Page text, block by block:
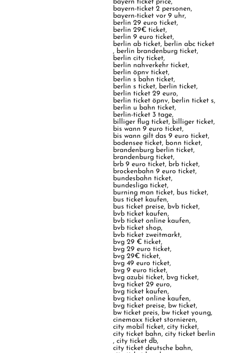
bayern ticket price,
bayern-ticket 2 personen,
bayern-ticket vor 9 uhr,
berlin 29 euro ticket,
berlin 29€ ticket,
berlin 9 euro ticket,
berlin ab ticket, berlin abc ticket
, berlin brandenburg ticket,
berlin city ticket,
berlin nahverkehr ticket,
berlin öpnv ticket,
berlin s bahn ticket,
berlin s ticket, berlin ticket,
berlin ticket 29 euro,
berlin ticket öpnv, berlin ticket s,
berlin u bahn ticket,
berlin-ticket 3 tage,
billiger flug ticket, billiger ticket,
bis wann 9 euro ticket,
bis wann gilt das 9 euro ticket,
bodensee ticket, bonn ticket,
brandenburg berlin ticket,
brandenburg ticket,
brb 9 euro ticket, brb ticket,
brockenbahn 9 euro ticket,
bundesbahn ticket,
bundesliga ticket,
burning man ticket, bus ticket,
bus ticket kaufen,
bus ticket preise, bvb ticket,
bvb ticket kaufen,
bvb ticket online kaufen,
bvb ticket shop,
bvb ticket zweitmarkt,
bvg 29 € ticket,
bvg 29 euro ticket,
bvg 29€ ticket,
bvg 49 euro ticket,
bvg 9 euro ticket,
bvg azubi ticket, bvg ticket,
bvg ticket 29 euro,
bvg ticket kaufen,
bvg ticket online kaufen,
bvg ticket preise, bw ticket,
bw ticket preis, bw ticket young,
cinemaxx ticket stornieren,
city mobil ticket,city ticket,
city ticket bahn,city ticket berlin
,city ticket db,
city ticket deutsche bahn,